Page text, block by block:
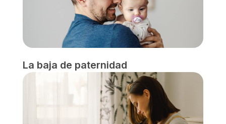
La baja de paternidad